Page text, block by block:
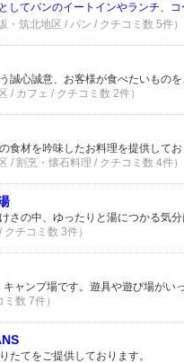
してパンのイートインやランチ、
・筑北地区 / パン / クチコミ数 5件）
誠心誠意、お客様が食べたいもの
/ カフェ / クチコミ数 2件）
食材を吟味したお料理を提供して
/ 割烹・懐石料理 / クチコミ数 4件）
さの中、ゆったりと湯につかる気
クチコミ数 3件）
ャンプ場です。遊具や遊び場がい
数 7件）
たてをご提供しております。